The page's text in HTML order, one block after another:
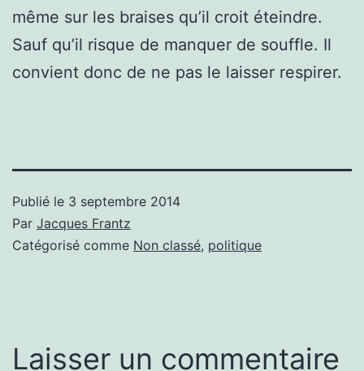
même sur les braises qu’il croit éteindre.
Sauf qu’il risque de manquer de souffle. Il
convient donc de ne pas le laisser respirer.
Publié le 3 septembre 2014
Par Jacques Frantz
Catégorisé comme Non classé, politique
Laisser un commentaire